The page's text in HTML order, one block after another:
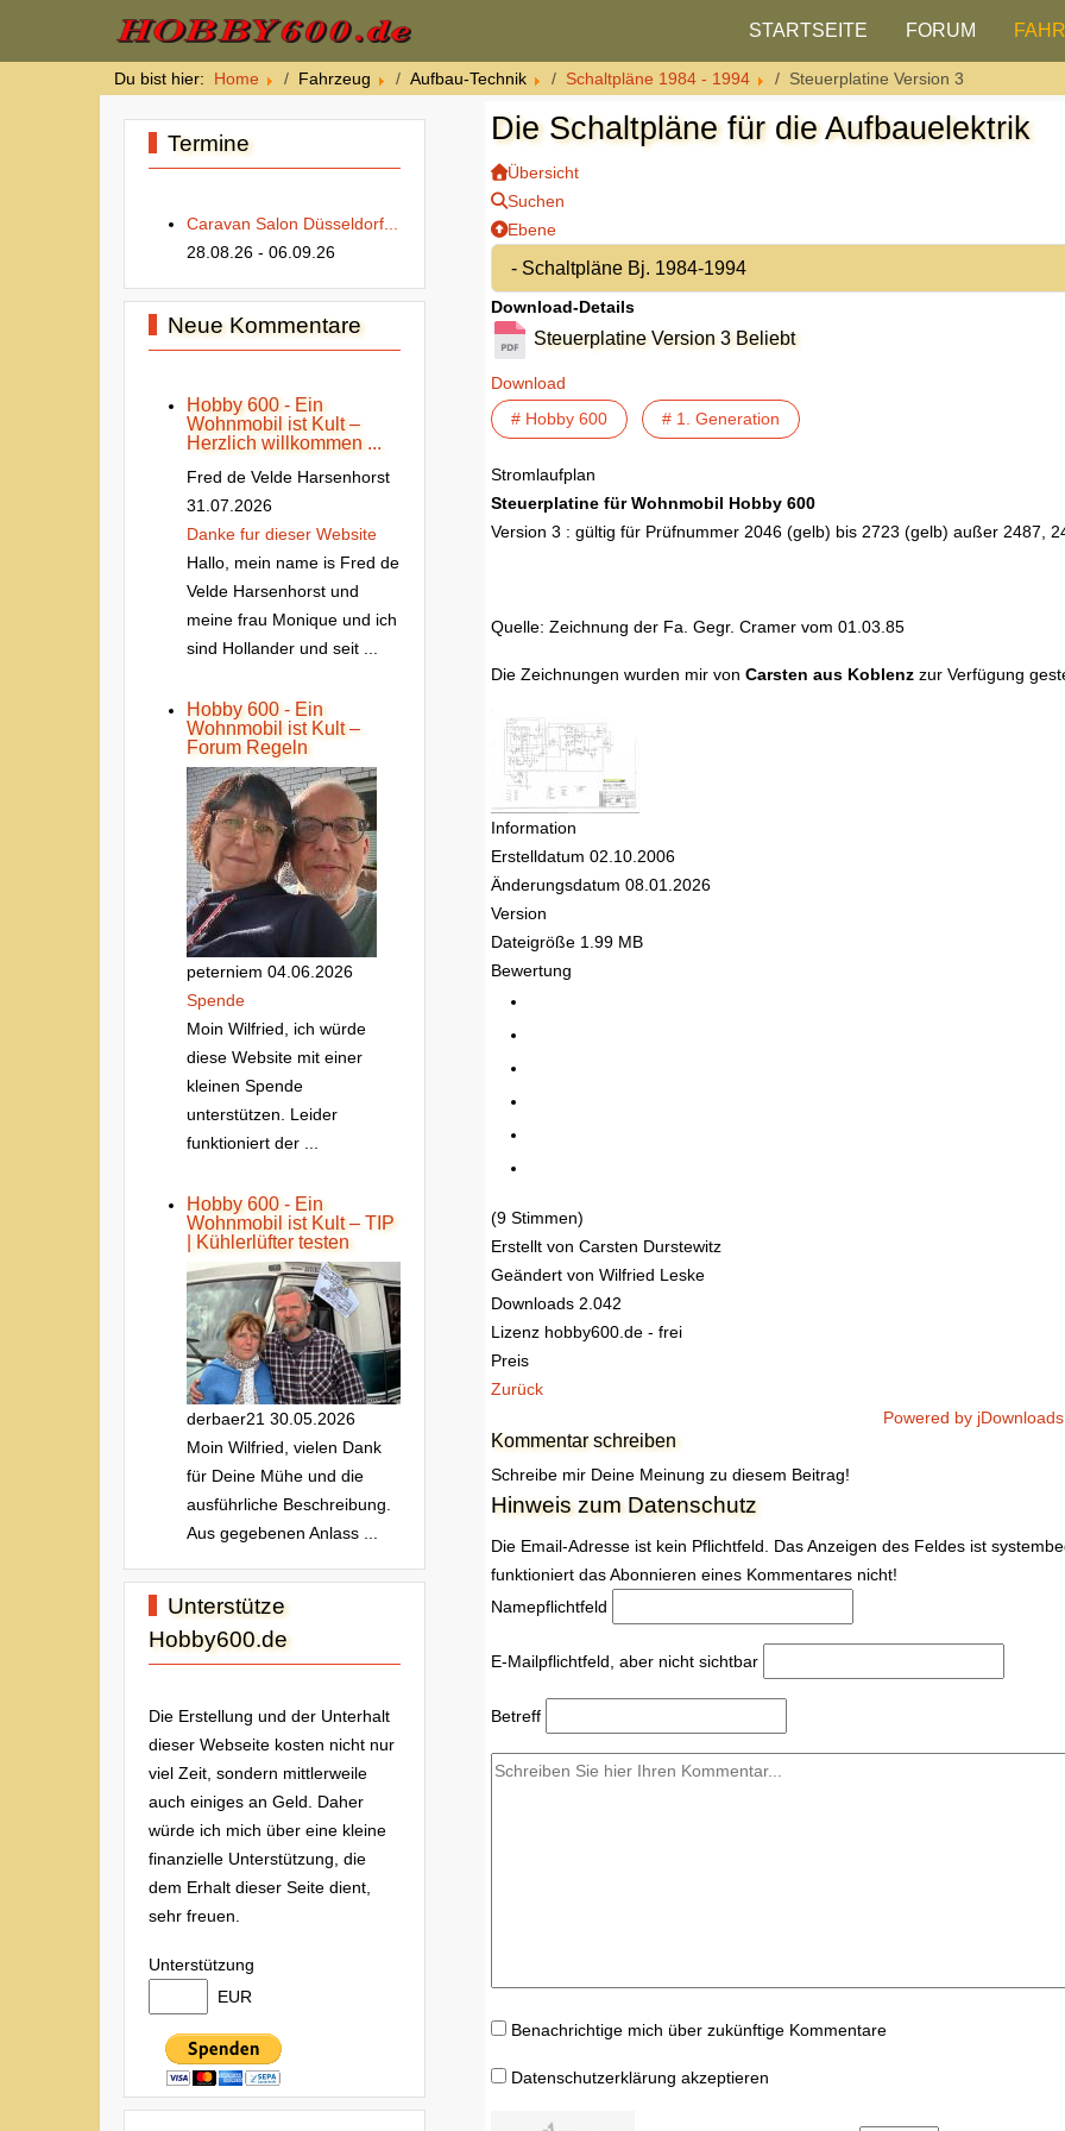
STARTSEITE FORUM
Du bist hier: Home Fahrzeug Aufbau-Technik Schaltpläne 1984 - 1994 Steuerplatine Version 3
Termine
Caravan Salon Düsseldorf...
28.08.26 - 06.09.26
Neue Kommentare
Hobby 600 - Ein
Wohnmobil ist Kult –
Herzlich willkommen ...
Fred de Velde Harsenhorst
31.07.2026
Danke fur dieser Website
Hallo, mein name is Fred de
Velde Harsenhorst und
meine frau Monique und ich
sind Hollander und seit ...
Hobby 600 - Ein
Wohnmobil ist Kult –
Forum Regeln
peterniem 04.06.2026
Spende
Moin Wilfried, ich würde
diese Website mit einer
kleinen Spende
unterstützen. Leider
funktioniert der ...
Hobby 600 - Ein
Wohnmobil ist Kult – TIP
| Kühlerlüfter testen
derbaer21 30.05.2026
Moin Wilfried, vielen Dank
für Deine Mühe und die
ausführliche Beschreibung.
Aus gegebenen Anlass ...
Unterstütze
Hobby600.de
Die Erstellung und der Unterhalt
dieser Webseite kosten nicht nur
viel Zeit, sondern mittlerweile
auch einiges an Geld. Daher
würde ich mich über eine kleine
finanzielle Unterstützung, die
dem Erhalt dieser Seite dient,
sehr freuen.
Unterstützung
EUR
Die Schaltpläne für die Aufbauelektrik
Übersicht
Suchen
Ebene
Download-Details
Steuerplatine Version 3 Beliebt
Download
# Hobby 600
# 1. Generation
Stromlaufplan
Steuerplatine für Wohnmobil Hobby 600
Version 3 : gültig für Prüfnummer 2046 (gelb) bis 2723 (gelb) außer 2487,
Quelle: Zeichnung der Fa. Gegr. Cramer vom 01.03.85
Die Zeichnungen wurden mir von Carsten aus Koblenz zur Verfügung
Information
Erstelldatum 02.10.2006
Änderungsdatum 08.01.2026
Version
Dateigröße 1.99 MB
Bewertung
(9 Stimmen)
Erstellt von Carsten Durstewitz
Geändert von Wilfried Leske
Downloads 2.042
Lizenz hobby600.de - frei
Preis
Zurück
Powered by jDownloads
Kommentar schreiben
Schreibe mir Deine Meinung zu diesem Beitrag!
Hinweis zum Datenschutz
Die Email-Adresse ist kein Pflichtfeld. Das Anzeigen des Feldes ist
funktioniert das Abonnieren eines Kommentares nicht!
Namepflichtfeld
E-Mailpflichtfeld, aber nicht sichtbar
Betreff
Benachrichtige mich über zukünftige Kommentare
Datenschutzerklärung akzeptieren